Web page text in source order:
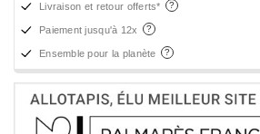
Livraison et retour offerts*
Paiement jusqu'à 12x
Ensemble pour la planète